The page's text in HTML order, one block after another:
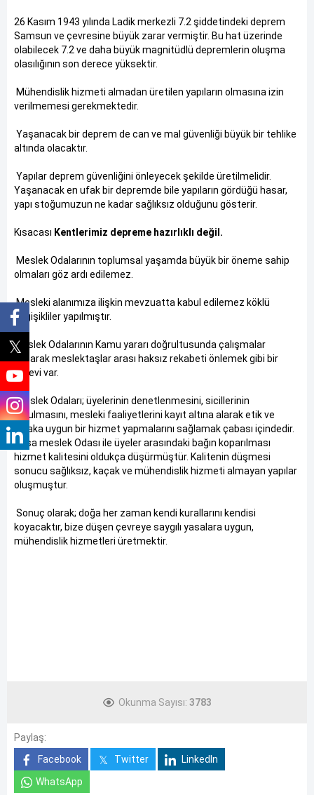
26 Kasım 1943 yılında Ladik merkezli 7.2 şiddetindeki deprem
Samsun ve çevresine büyük zarar vermiştir. Bu hat üzerinde
olabilecek 7.2 ve daha büyük magnitüdlü depremlerin oluşma
olasılığının son derece yüksektir.
Mühendislik hizmeti almadan üretilen yapıların olmasına izin
verilmemesi gerekmektedir.
Yaşanacak bir deprem de can ve mal güvenliği büyük bir tehlike
altında olacaktır.
Yapılar deprem güvenliğini önleyecek şekilde üretilmelidir.
Yaşanacak en ufak bir depremde bile yapıların gördüğü hasar,
yapı stoğumuzun ne kadar sağlıksız olduğunu gösterir.
Kısacası Kentlerimiz depreme hazırlıklı değil.
Meslek Odalarının toplumsal yaşamda büyük bir öneme sahip
olmaları göz ardı edilemez.
Mesleki alanımıza ilişkin mevzuatta kabul edilemez köklü
değişikliler yapılmıştır.
Meslek Odalarının Kamu yararı doğrultusunda çalışmalar
yaparak meslektaşlar arası haksız rekabeti önlemek gibi bir
görevi var.
Meslek Odaları; üyelerinin denetlenmesini, sicillerinin
tutulmasını, mesleki faaliyetlerini kayıt altına alarak etik ve
ahlaka uygun bir hizmet yapmalarını sağlamak çabası içindedir.
Oysa meslek Odası ile üyeler arasındaki bağın koparılması
hizmet kalitesini oldukça düşürmüştür. Kalitenin düşmesi
sonucu sağlıksız, kaçak ve mühendislik hizmeti almayan yapılar
oluşmuştur.
Sonuç olarak; doğa her zaman kendi kurallarını kendisi
koyacaktır, bize düşen çevreye saygılı yasalara uygun,
mühendislik hizmetleri üretmektir.
Okunma Sayısı: 3783
Paylaş:
Facebook
Twitter
LinkedIn
WhatsApp